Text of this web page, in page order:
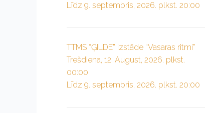
Līdz 9. septembris, 2026. plkst. 20:00
TTMS “ĢILDE” izstāde “Vasaras ritmi”
Trešdiena, 12. August, 2026. plkst.
00:00
Līdz 9. septembris, 2026. plkst. 20:00